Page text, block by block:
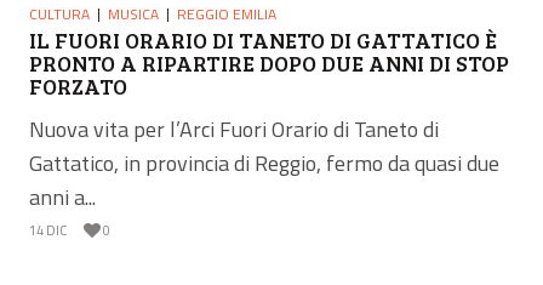
CULTURA MUSICA REGGIO EMILIA
IL FUORI ORARIO DI TANETO DI GATTATICO È
PRONTO A RIPARTIRE DOPO DUE ANNI DI STOP
FORZATO
Nuova vita per l’Arci Fuori Orario di Taneto di
Gattatico, in provincia di Reggio, fermo da quasi due
anni a...
14 DIC 0